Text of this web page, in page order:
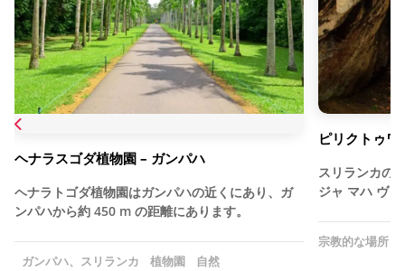
ヘナラスゴダ植物園 – ガンパハ
ヘナラトゴダ植物園はガンパハの近くにあり、ガ
ンパハから約 450 m の距離にあります。
ガンパハ、スリランカ 植物園 自然
ピリクトゥ
スリランカの
ジャ マハ ヴ
宗教的な場所